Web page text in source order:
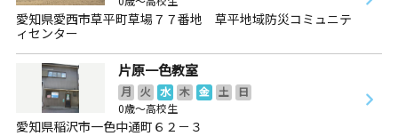
愛知県愛西市草平町草場７７番地 草平地域防災コミュニテ
ィセンター
片原一色教室
月 火 水 木 金 土
日
0歳～高校生
愛知県稲沢市一色中通町６２－３